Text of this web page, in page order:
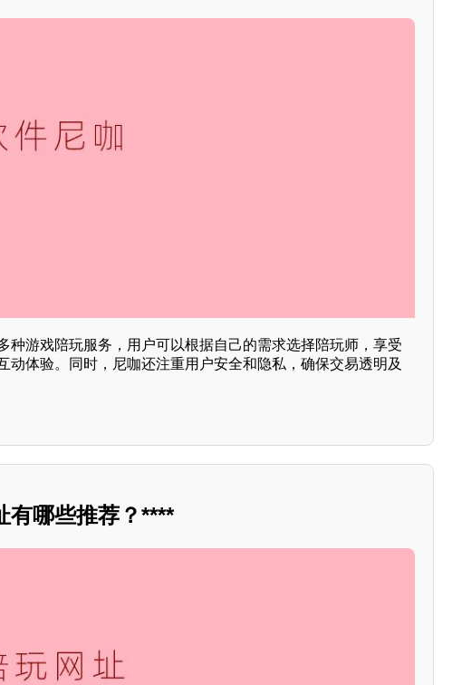
种游戏陪玩服务，用户可以根据自己的需求选择陪玩师，享受
动体验。同时，尼咖还注重用户安全和隐私，确保交易透明及
有哪些推荐？****